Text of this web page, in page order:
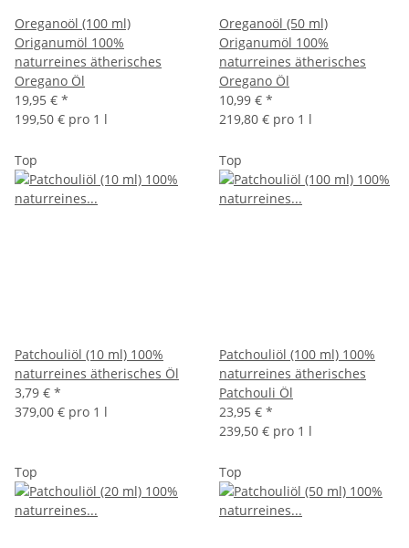
Oreganoöl (100 ml)
Origanumöl 100%
naturreines ätherisches
Oregano Öl
19,95 € *
199,50 € pro 1 l
Oreganoöl (50 ml)
Origanumöl 100%
naturreines ätherisches
Oregano Öl
10,99 € *
219,80 € pro 1 l
Top
Patchouliöl (10 ml) 100%
naturreines ätherisches Öl
3,79 € *
379,00 € pro 1 l
Top
Patchouliöl (100 ml) 100%
naturreines ätherisches
Patchouli Öl
23,95 € *
239,50 € pro 1 l
Top Top